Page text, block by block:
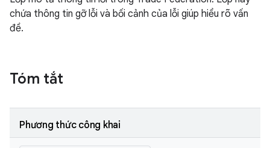
chứa thông tin gỡ lỗi và bối cảnh của lỗi giúp hiểu rõ vấn
đề.
Tóm tắt
Phương thức công khai